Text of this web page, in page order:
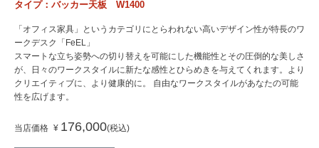
タイプ：バッカー天板 W1400
「オフィス家具」というカテゴリにとらわれない高いデザイン性が特長のワ
ークデスク「FeEL」
スマートな立ち姿勢への切り替えを可能にした機能性とその圧倒的な美しさ
が、日々のワークスタイルに新たな感性とひらめきを与えてくれます。より
クリエイティブに、より健康的に。 自由なワークスタイルがあなたの可能
性を広げます。
当店価格 ¥ 176,000 税込